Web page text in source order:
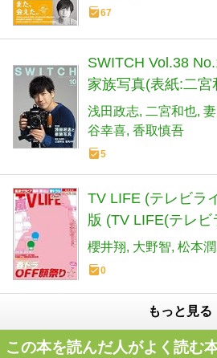
67
SWITCH Vol.38
家族写真(表紙:二宮
浅田政志 二宮和也
谷幸喜 香取慎吾
5
TV LIFE (テレビラ
版 (TV LIFE(テレビ
櫻井翔 大野智 松本潤
0
もっと見る
この本を読んだ人がよく読む